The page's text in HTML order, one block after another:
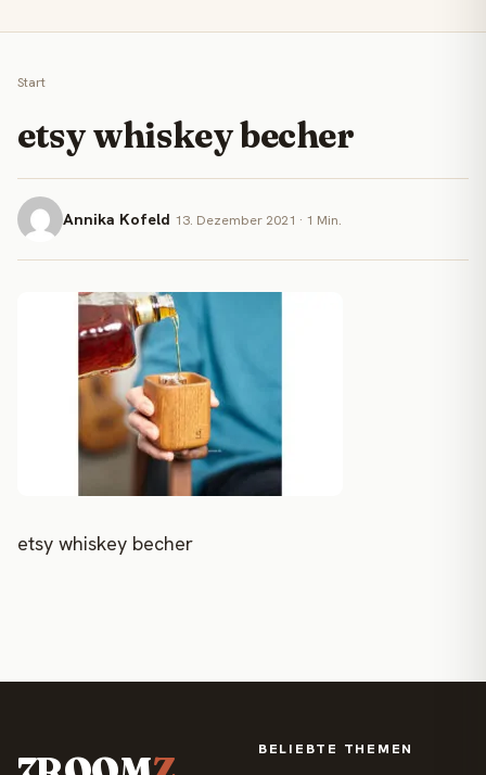
Start
etsy whiskey becher
Annika Kofeld 13. Dezember 2021 · 1 Min.
etsy whiskey becher
BELIEBTE THEMEN